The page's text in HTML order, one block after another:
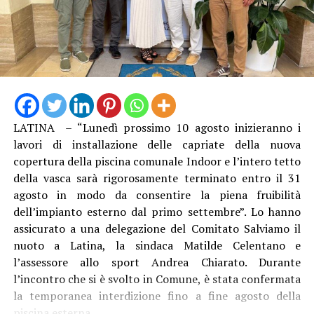
“La struttura messa in funzione questa mattina è lunga
13 metri e alta 3 metri, con travi in acciaio e specifici
trattamenti protettivi per garantire la durabilità anche
in ambienti marini”, è stato spiegato. Con il direttore
generale Natalino Corbo e il presidente del Consorzio di
Bonifica Lino Conti, erano presenti l’assessore regionale
all’Agricoltura Giancarlo Righini, il direttore generale di
Anbi Lazio Andrea Renna, il presidente della
commissione regionale attività produttive, Vittorio
Sambucci e il sindaco di Terracina Francesco Giannetti.
LATINA – “Lunedì prossimo 10 agosto inizieranno i
lavori di installazione delle capriate della nuova
copertura della piscina comunale Indoor e l’intero tetto
della vasca sarà rigorosamente terminato entro il 31
agosto in modo da consentire la piena fruibilità
dell’impianto esterno dal primo settembre”. Lo hanno
assicurato a una delegazione del Comitato Salviamo il
nuoto a Latina, la sindaca Matilde Celentano e
l’assessore allo sport Andrea Chiarato. Durante
l’incontro che si è svolto in Comune, è stata confermata
la temporanea interdizione fino a fine agosto della